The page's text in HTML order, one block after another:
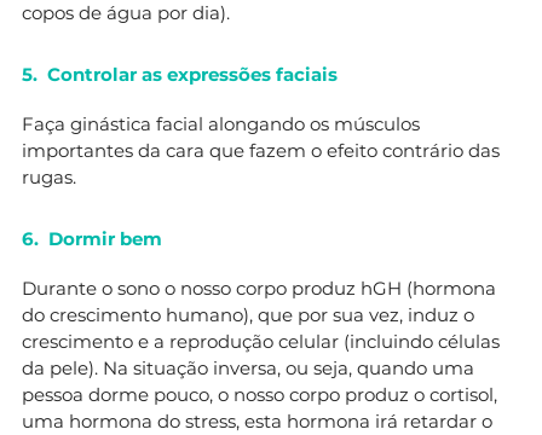
copos de água por dia).
5. Controlar as expressões faciais
Faça ginástica facial alongando os músculos
importantes da cara que fazem o efeito contrário das
rugas.
6. Dormir bem
Durante o sono o nosso corpo produz hGH (hormona
do crescimento humano), que por sua vez, induz o
crescimento e a reprodução celular (incluindo células
da pele). Na situação inversa, ou seja, quando uma
pessoa dorme pouco, o nosso corpo produz o cortisol,
uma hormona do stress, esta hormona irá retardar o